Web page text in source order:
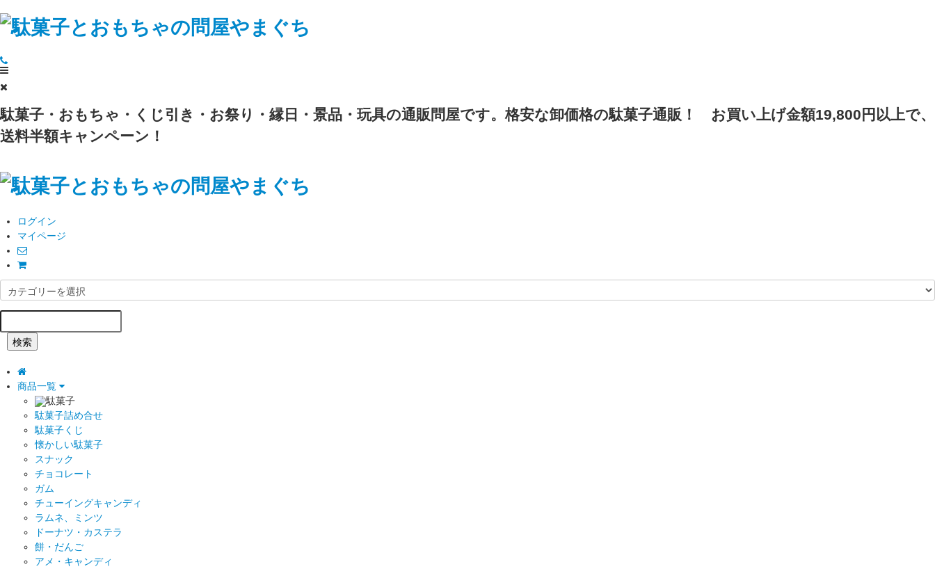
駄菓子・おもちゃ・くじ引き・お祭り・縁日・景品・玩具の通販問屋です。格安な卸価格の駄菓子通販！
お買い上げ金額19,800円以上で、
送料半額キャンペーン！
ログイン
マイページ
検索
商品一覧
駄菓子
駄菓子詰め合せ
駄菓子くじ
懐かしい駄菓子
スナック
チョコレート
ガム
チューイングキャンディ
ラムネ、ミンツ
ドーナツ・カステラ
餅・だんご
アメ・キャンディ